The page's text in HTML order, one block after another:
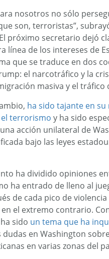
nosotros no sólo
son, terroristas”,
próximo secretario dejó
línea de los intereses de
que se traduce en dos
el narcotráfico y la
masiva y el tráfico
ha sido tajante en su
terrorismo y ha sido
acción unilateral de
bajo las leyes
ha dividido opiniones
ha entrado de lleno al
de cada pico de
el extremo contrario.
sido un tema que ha
dudas en Washington
en varias zonas del